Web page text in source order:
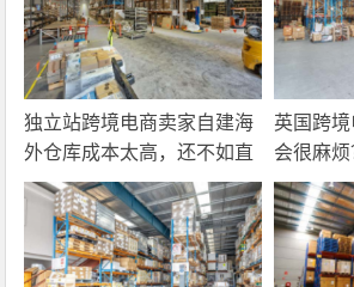
独立站跨境电商卖家自建海
外仓库成本太高，还不如直
接找第三方自营海外仓！
英国跨
会很麻
还是在